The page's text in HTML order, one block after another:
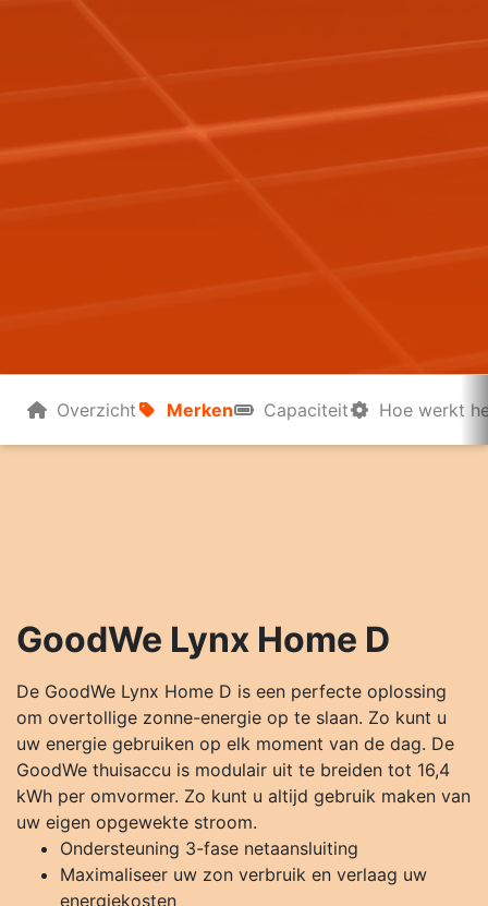
Overzicht Merken Capaciteit Hoe werkt
GoodWe Lynx Home D
De GoodWe Lynx Home D is een perfecte oplossing
om overtollige zonne-energie op te slaan. Zo kunt u
uw energie gebruiken op elk moment van de dag. De
GoodWe thuisaccu is modulair uit te breiden tot 16,4
kWh per omvormer. Zo kunt u altijd gebruik maken van
uw eigen opgewekte stroom.
Ondersteuning 3-fase netaansluiting
Maximaliseer uw zon verbruik en verlaag uw
energiekosten